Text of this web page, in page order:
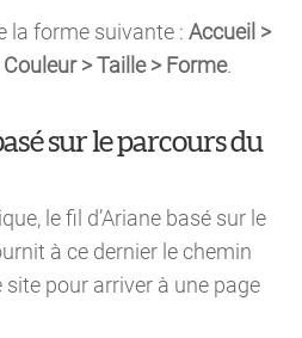
la forme suivante :Accueil >
> Taille > Forme.
sur le parcours du
le fil d’Ariane basé sur le
à ce dernier le chemin
site pour arriver à une page